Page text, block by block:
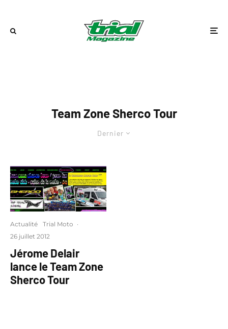
Team Zone Sherco Tour
Dernier
Actualité Trial Moto ·
26 juillet 2012
Jérome Delair
lance le Team Zone
Sherco Tour